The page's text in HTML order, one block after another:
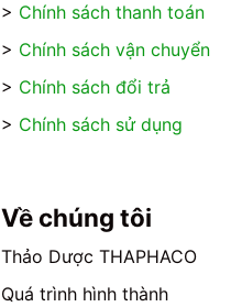
trên
trang
phẩm
> Chính sách thanh toán
> Chính sách vận chuyển
> Chính sách đổi trả
> Chính sách sử dụng
Về chúng tôi
Thảo Dược THAPHACO
Quá trình hình thành